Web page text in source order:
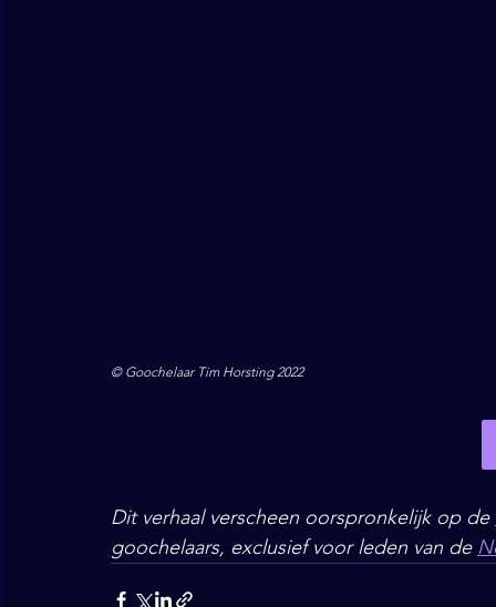
© Goochelaar Tim Horsting 2022
Dit verhaal verscheen oorspronkelijk op de
goochelaars, exclusief voor leden van de